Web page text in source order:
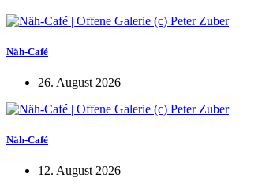
Näh-Café
26. August 2026
Näh-Café
12. August 2026